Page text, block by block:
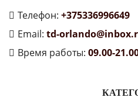
Телефон: +375336996649
Email: td-
Время работы: 09.00-